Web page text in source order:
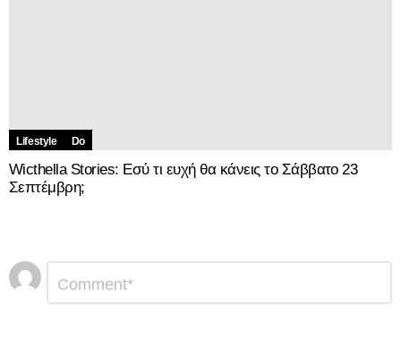
Lifestyle Do
Wicthella Stories: Εσύ τι ευχή θα κάνεις το Σάββατο 23
Σεπτέμβρη;
Αφήστε
μια
απάντηση